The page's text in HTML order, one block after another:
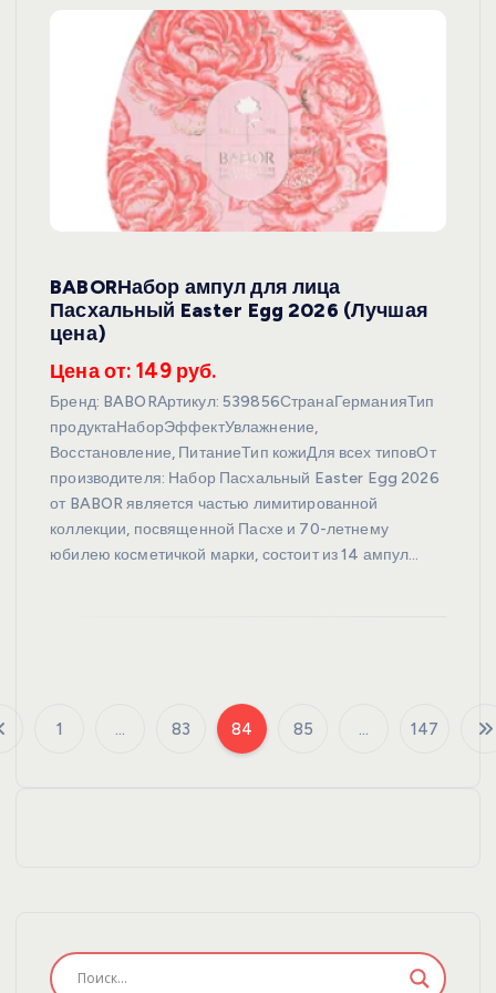
BABORНабор ампул для лица
Пасхальный Easter Egg 2026 (Лучшая
цена)
Цена от: 149 руб.
Бренд: BABORАртикул: 539856СтранаГерманияТип
продуктаНаборЭффектУвлажнение,
Восстановление, ПитаниеТип кожиДля всех типовОт
производителя: Набор Пасхальный Easter Egg 2026
от BABOR является частью лимитированной
коллекции, посвященной Пасхе и 70-летнему
юбилею косметичкой марки, состоит из 14 ампул…
П
н
1 … 83 84 85 … 147